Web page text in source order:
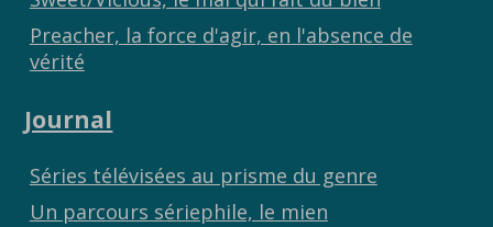
Preacher, la force d'agir, en l'absence de
vérité
Journal
Séries télévisées au prisme du genre
Un parcours sériephile, le mien